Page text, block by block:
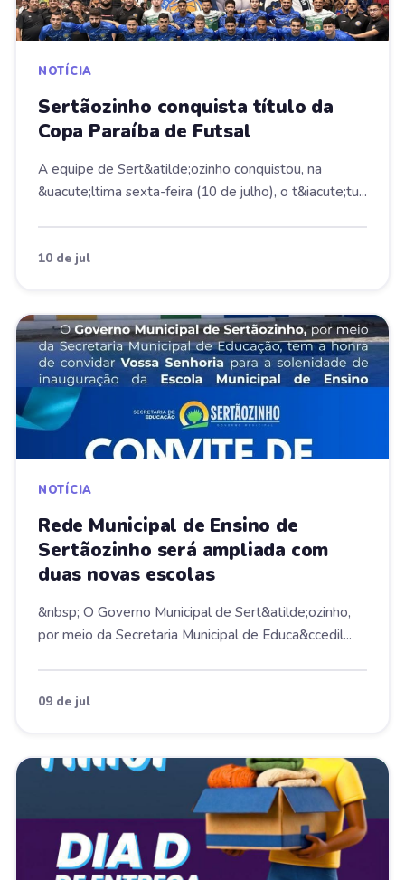
NOTÍCIA
Sertãozinho conquista título da
Copa Paraíba de Futsal
A equipe de Sert&atilde;ozinho conquistou, na
&uacute;ltima sexta-feira (10 de julho), o t&iacute;tu...
10 de jul
NOTÍCIA
Rede Municipal de Ensino de
Sertãozinho será ampliada com
duas novas escolas
&nbsp; O Governo Municipal de Sert&atilde;ozinho,
por meio da Secretaria Municipal de Educa&ccedil...
09 de jul